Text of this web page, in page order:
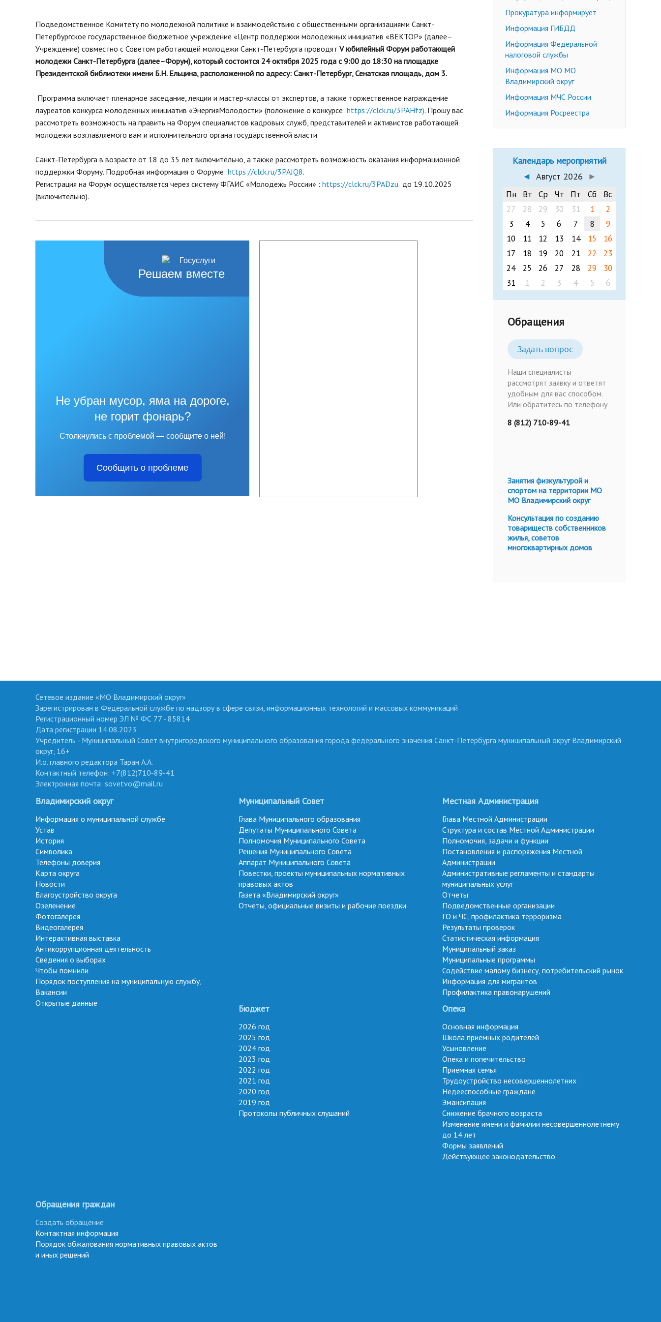
Благоустройство округа
Озеленение
Фотогалерея
Видеогалерея
Интерактивная выставка
Чтобы помнили
Порядок поступления на
Открытые данные
Газета «Владимирский округ»
Отчеты, официальные визиты и
рабочие поездки
Подведомственные организации
ГО и ЧС, профилактика терроризма
Результаты проверок
Статистическая информация
Муниципальные программы
Содействие малому бизнесу,
потребительский рынок
Информация для мигрантов
Протоколы публичных слушаний
Недееспособные граждане
Эмансипация
Изменение имени и фамилии
несовершеннолетнему до 14 лет
Формы заявлений
Действующее законодательство
Подведомственное Комитету по молодежной политике и взаимодействию с общественными организациями Санкт-
Петербургское государственное бюджетное учреждение «Центр поддержки молодежных инициатив «ВЕКТОР» (далее–
Учреждение) совместно с Советом работающей молодежи Санкт-Петербурга проводят V юбилейный Форум работающей
молодежи Санкт-Петербурга (далее–Форум), который состоится 24 октября 2025 года с 9:00 до 18:30 на площадке
Президентской библиотеки имени Б.Н. Ельцина, расположенной по адресу: Санкт-Петербург, Сенатская площадь, дом 3.
Программа включает пленарное заседание, лекции и мастер-классы от экспертов, а также торжественное награждение
лауреатов конкурса молодежных инициатив «ЭнергияМолодости» (положение о конкурсе: https://clck.ru/3PAHfz). Прошу вас
рассмотреть возможность на править на Форум специалистов кадровых служб, представителей и активистов работающей
молодежи возглавляемого вам и исполнительного органа государственной власти
Санкт-Петербурга в возрасте от 18 до 35 лет включительно, а также рассмотреть возможность оказания информационной
поддержки Форуму. Подробная информация о Форуме: https://clck.ru/3PAJQ8.
Регистрация на Форум осуществляется через систему ФГАИС «Молодежь России» : https://clck.ru/3PADzu до 19.10.2025
(включительно).
Решаем вместе
Не убран мусор, яма на дороге,
не горит фонарь?
Столкнулись с проблемой — сообщите о ней!
Сообщить о проблеме
Прокуратура информирует
Информация ГИБДД
Информация Федеральной
налоговой службы
Информация МО МО
Владимирский округ
Информация МЧС России
Информация Росреестра
Календарь мероприятий
◄ Август 2026 ►
Пн Вт Ср Чт Пт Сб
Вс
27
28 29 30 31 1
2
3
4 5 6 7 8
9
10
11 12 13 14 15
16
17
18 19 20 21 22
23
24
25 26 27 28 29
30
31
1 2 3 4 5 6
Обращения
Задать вопрос
Наши специалисты
рассмотрят заявку и ответят
удобным для вас способом.
Или обратитесь по телефону
8 (812) 710-89-41
Занятия физкультурой и
спортом на территории МО
МО Владимирский округ
Консультация по созданию
товариществ собственников
жилья, советов
многоквартирных домов
Сетевое издание «МО Владимирский округ»
Зарегистрирован в Федеральной службе по надзору в сфере связи, информационных технологий и массовых коммуникаций
Регистрационный номер ЭЛ № ФС 77 - 85814
Дата регистрации 14.08.2023
Учредитель - Муниципальный Совет внутригородского муниципального образования города федерального значения Санкт-Петербурга муниципальный округ Владимирский
округ, 16+
И.о. главного редактора Таран А.А.
Контактный телефон: +7(812)710-89-41
Электронная почта: sovetvo@mail.ru
Владимирский округ
Информация о муниципальной службе
Устав
История
Символика
Телефоны доверия
Карта округа
Новости
Благоустройство округа
Озеленение
Фотогалерея
Видеогалерея
Интерактивная выставка
Антикоррупционная деятельность
Сведения о выборах
Чтобы помнили
Порядок поступления на муниципальную службу,
Вакансии
Открытые данные
Муниципальный Совет
Глава Муниципального образования
Депутаты Муниципального Совета
Полномочия Муниципального Совета
Решения Муниципального Совета
Аппарат Муниципального Совета
Повестки, проекты муниципальных нормативных
правовых актов
Газета «Владимирский округ»
Отчеты, официальные визиты и рабочие поездки
Местная Администрация
Глава Местной Администрации
Структура и состав Местной Администрации
Полномочия, задачи и функции
Постановления и распоряжения Местной
Администрации
Административные регламенты и стандарты
муниципальных услуг
Отчеты
Подведомственные организации
ГО и ЧС, профилактика терроризма
Результаты проверок
Статистическая информация
Муниципальный заказ
Муниципальные программы
Содействие малому бизнесу, потребительский рынок
Информация для мигрантов
Профилактика правонарушений
Бюджет
2026 год
2025 год
2024 год
2023 год
2022 год
2021 год
2020 год
2019 год
Протоколы публичных слушаний
Опека
Основная информация
Школа приемных родителей
Усыновление
Опека и попечительство
Приемная семья
Трудоустройство несовершеннолетних
Недееспособные граждане
Эмансипация
Снижение брачного возраста
Изменение имени и фамилии несовершеннолетнему
до 14 лет
Формы заявлений
Действующее законодательство
Обращения граждан
Создать обращение
Контактная информация
Порядок обжалования нормативных правовых актов
и иных решений